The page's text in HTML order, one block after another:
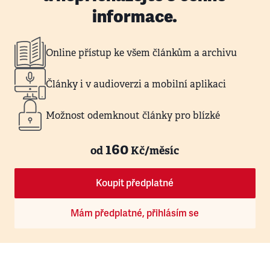
informace.
Online přístup ke všem článkům a archivu
Články i v audioverzi a mobilní aplikaci
Možnost odemknout články pro blízké
od160Kč/měsíc
Koupit předplatné
Mám předplatné, přihlásím se